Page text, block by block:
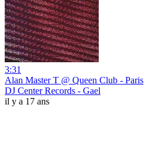
3:31
Alan Master T @ Queen Club - Paris
DJ Center Records - Gael
il y a 17 ans